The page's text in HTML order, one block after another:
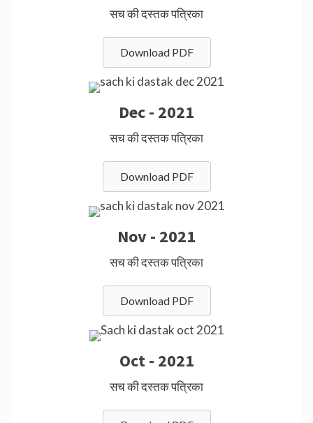
सच की दस्तक पत्रिका
Download PDF
Dec - 2021
सच की दस्तक पत्रिका
Download PDF
Nov - 2021
सच की दस्तक पत्रिका
Download PDF
Oct - 2021
सच की दस्तक पत्रिका